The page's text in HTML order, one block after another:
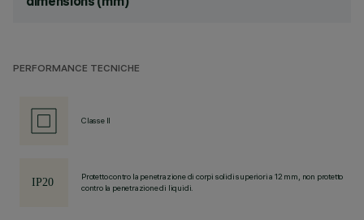
PERFORMANCE TECNICHE
Classe II
Protetto contro la penetrazione di corpi solidi superiori a 12 mm, non protetto
contro la penetrazione di liquidi.